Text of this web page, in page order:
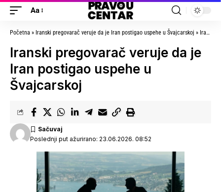
Aa
Početna » Iranski pregovarač veruje da je Iran postigao uspehe u Švajcarskoj » Iranski pregovarač veruje da je Iran postigao uspehe u Švajcarskoj
Iranski pregovarač veruje da je
Iran postigao uspehe u
Švajcarskoj
Poslednji put ažurirano: 23.06.2026. 08:52